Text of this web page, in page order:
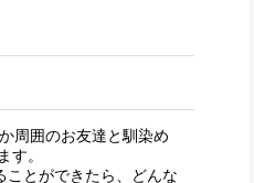
周囲のお友達と馴染め
す。
ことができたら、どんな